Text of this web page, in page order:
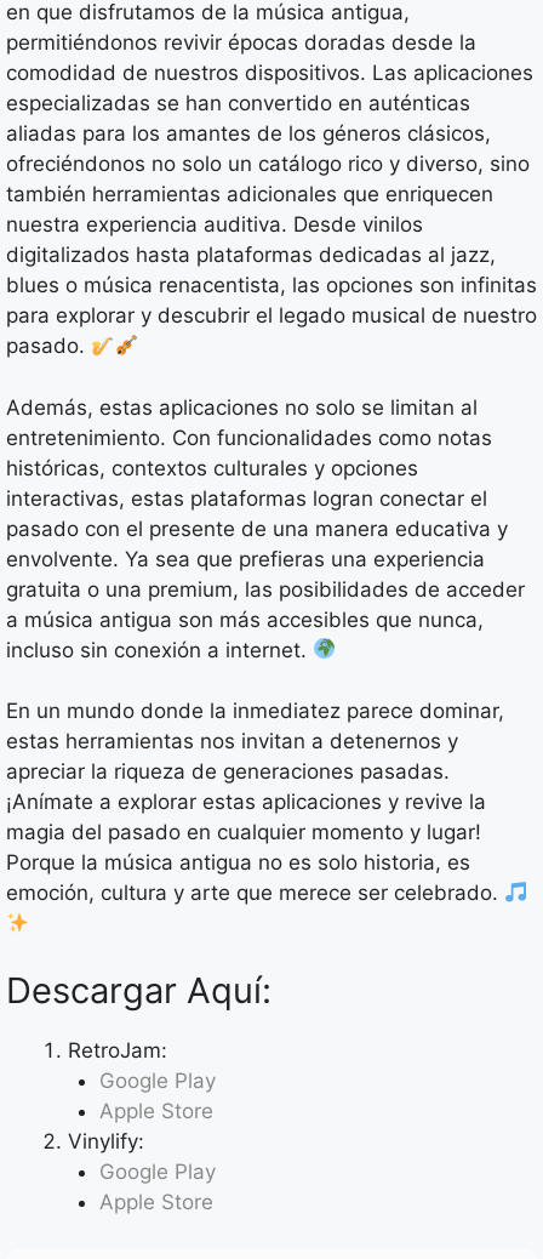
en que disfrutamos de la música antigua,
permitiéndonos revivir épocas doradas desde la
comodidad de nuestros dispositivos. Las aplicaciones
especializadas se han convertido en auténticas
aliadas para los amantes de los géneros clásicos,
ofreciéndonos no solo un catálogo rico y diverso, sino
también herramientas adicionales que enriquecen
nuestra experiencia auditiva. Desde vinilos
digitalizados hasta plataformas dedicadas al jazz,
blues o música renacentista, las opciones son infinitas
para explorar y descubrir el legado musical de nuestro
pasado.
Además, estas aplicaciones no solo se limitan al
entretenimiento. Con funcionalidades como notas
históricas, contextos culturales y opciones
interactivas, estas plataformas logran conectar el
pasado con el presente de una manera educativa y
envolvente. Ya sea que prefieras una experiencia
gratuita o una premium, las posibilidades de acceder
a música antigua son más accesibles que nunca,
incluso sin conexión a internet.
En un mundo donde la inmediatez parece dominar,
estas herramientas nos invitan a detenernos y
apreciar la riqueza de generaciones pasadas.
¡Anímate a explorar estas aplicaciones y revive la
magia del pasado en cualquier momento y lugar!
Porque la música antigua no es solo historia, es
emoción, cultura y arte que merece ser celebrado.
Descargar Aquí:
RetroJam:
Google Play
Apple Store
Vinylify:
Google Play
Apple Store